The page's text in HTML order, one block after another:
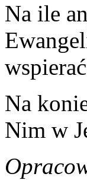
Na ile
Na
Nim w